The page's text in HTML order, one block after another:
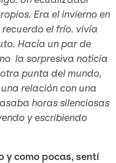
Era el invierno en
recuerdo el frío. vivía
Hacía un par de
la sorpresiva noticia
punta del mundo,
relación con una
horas silenciosas
y escribiendo
y como pocas, sentí